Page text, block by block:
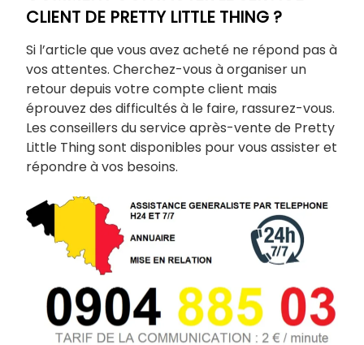
CLIENT DE PRETTY LITTLE THING ?
Si l’article que vous avez acheté ne répond pas à
vos attentes. Cherchez-vous à organiser un
retour depuis votre compte client mais
éprouvez des difficultés à le faire, rassurez-vous.
Les conseillers du service après-vente de Pretty
Little Thing sont disponibles pour vous assister et
répondre à vos besoins.